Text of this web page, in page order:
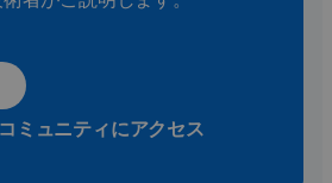
ミュニティにアクセス